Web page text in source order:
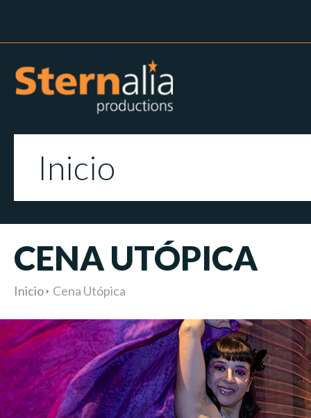
Inicio
CENA UTÓPICA
Inicio Cena Utópica